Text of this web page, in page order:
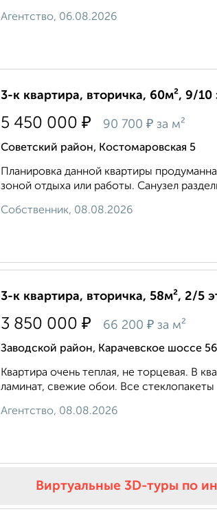
Агентство, 06.08.2026
3-к квартира, вторичка, 60м², 9/10
5 450 000 ₽ 90 700 ₽ за м²
Советский район, Костомаровская 5
Планировка данной квартиры
зоной отдыха или работы. Санузел
Собственник, 08.08.2026
3-к квартира, вторичка, 58м², 2/5
3 850 000 ₽ 66 200 ₽ за м²
Заводской район, Карачевское шоссе
Квартира очень теплая, не торцевая. В
ламинат, свежие обои. Все
Агентство, 08.08.2026
Виртуальные 3D-туры по